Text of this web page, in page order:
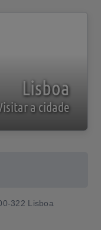
Lisboa
a cidade
322 Lisboa